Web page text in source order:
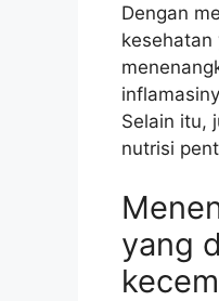
Dengan
Selain itu,
nutrisi
yang